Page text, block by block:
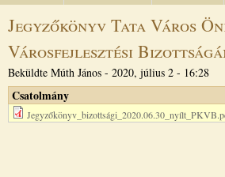
Jegyzőkönyv Tata Város
Városfejlesztési
Beküldte Múth János - 2020, július 2 - 16:28
Csatolmány